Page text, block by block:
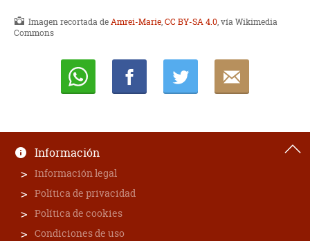
Imagen recortada deAmrei-Marie,CC BY-SA 4.0, vía Wikimedia
Commons
Información
Información legal
Política de privacidad
Política de cookies
Condiciones de uso